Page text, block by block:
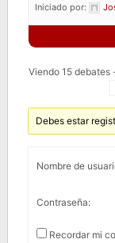
Iniciado por:
Viendo 15 debates
Debes estar
Nombre de
Contraseña:
Recordar mi